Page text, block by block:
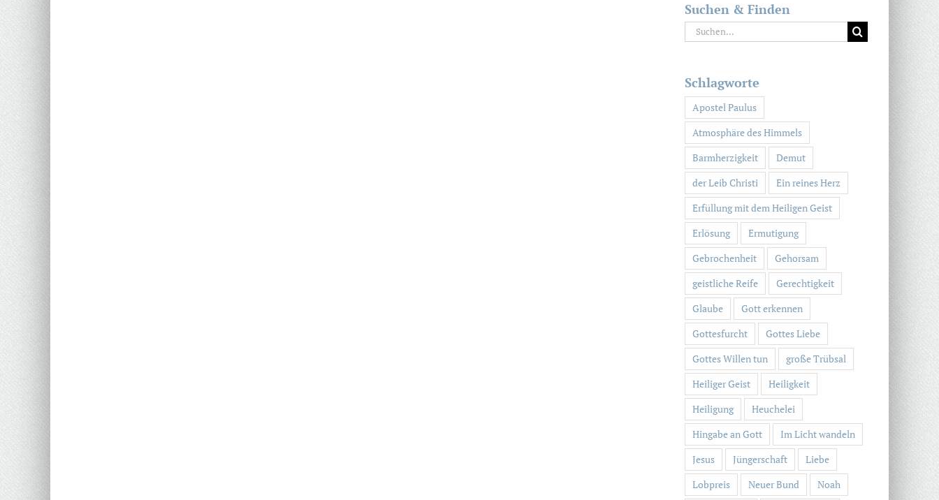
Suchen & Finden
Suche
nach:
Schlagworte
Apostel Paulus
Atmosphäre des Himmels
Barmherzigkeit
Demut
der Leib Christi
Ein reines Herz
Erfüllung mit dem Heiligen Geist
Erlösung
Ermutigung
Gebrochenheit
Gehorsam
geistliche Reife
Gerechtigkeit
Glaube
Gott erkennen
Gottesfurcht
Gottes Liebe
Gottes Willen tun
große Trübsal
Heiliger Geist
Heiligkeit
Heiligung
Heuchelei
Hingabe an Gott
Im Licht wandeln
Jesus
Jüngerschaft
Liebe
Lobpreis
Neuer Bund
Noah